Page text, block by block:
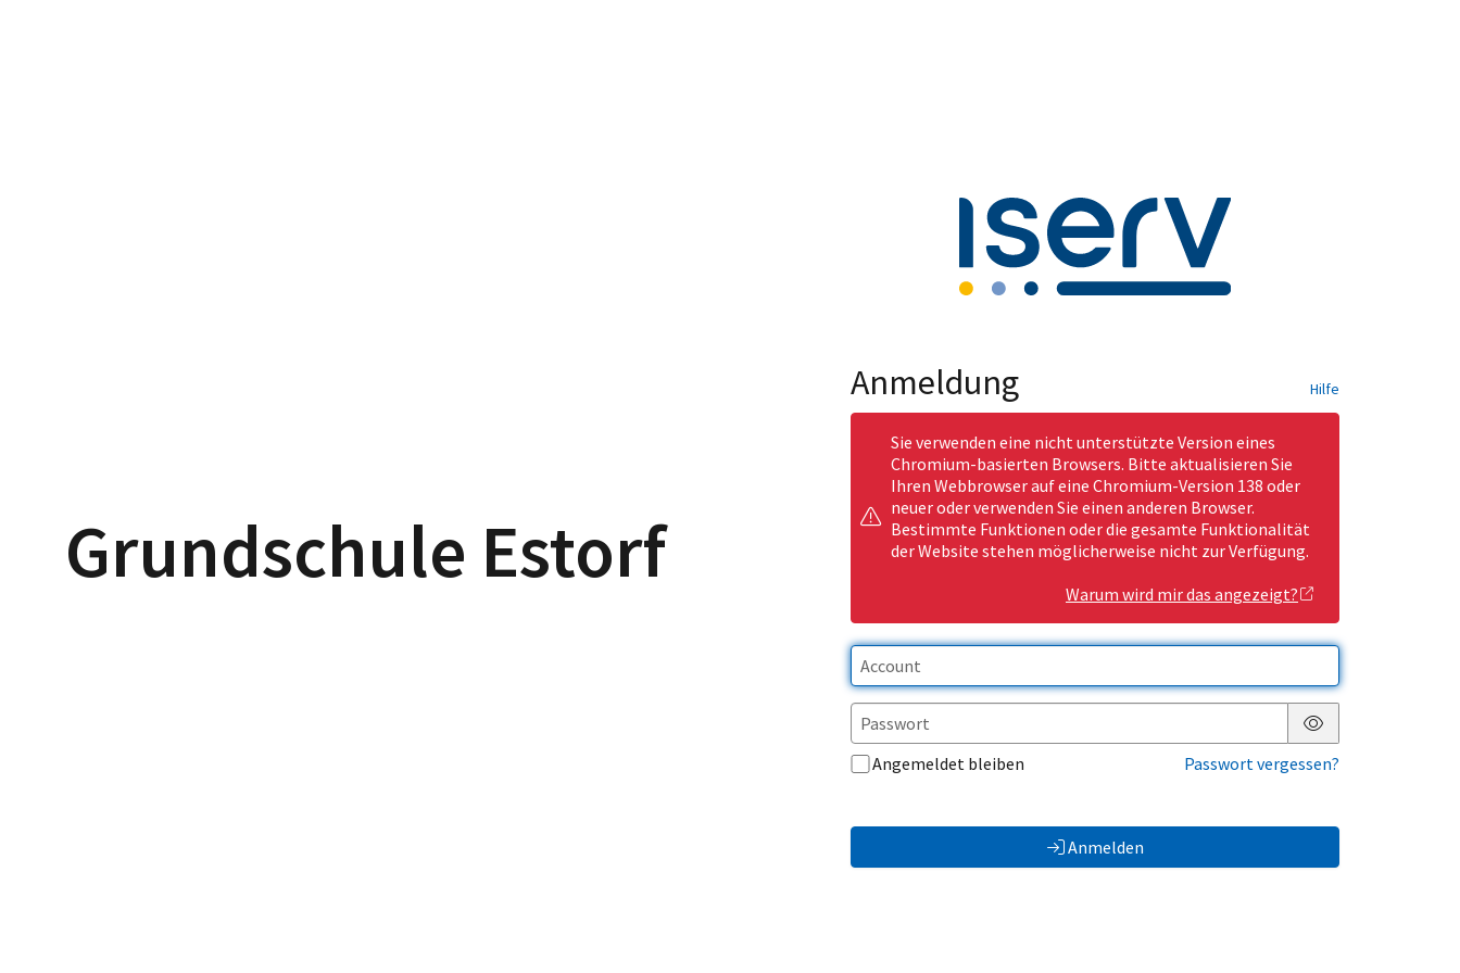
Grundschule Estorf
Anmeldung Hilfe
Sie verwenden eine nicht unterstützte Version eines
Chromium-basierten Browsers. Bitte aktualisieren Sie
Ihren Webbrowser auf eine Chromium-Version 138 oder
neuer oder verwenden Sie einen anderen Browser.
Bestimmte Funktionen oder die gesamte Funktionalität
der Website stehen möglicherweise nicht zur Verfügung.
Warum wird mir das angezeigt?
Passwort anzeigen
Angemeldet bleiben
Passwort vergessen?
Anmelden